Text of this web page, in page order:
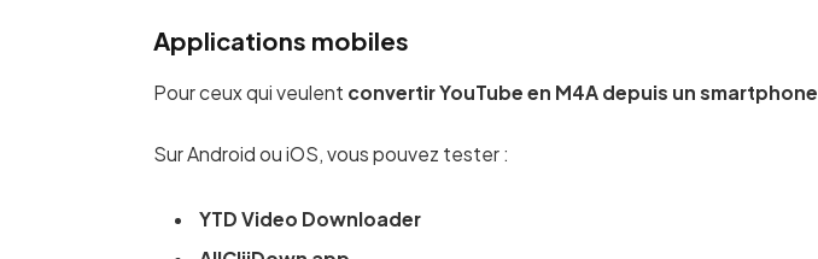
Applications mobiles
Pour ceux qui veulent convertir YouTube en M4A depuis un smartphone
Sur Android ou iOS, vous pouvez tester :
YTD Video Downloader